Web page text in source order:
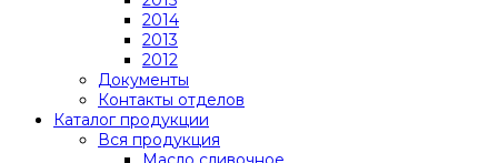
2014
2013
2012
Документы
Контакты отделов
Каталог продукции
Вся продукция